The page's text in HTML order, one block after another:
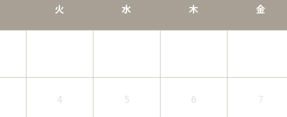
火 水 木 金
4 5 6 7